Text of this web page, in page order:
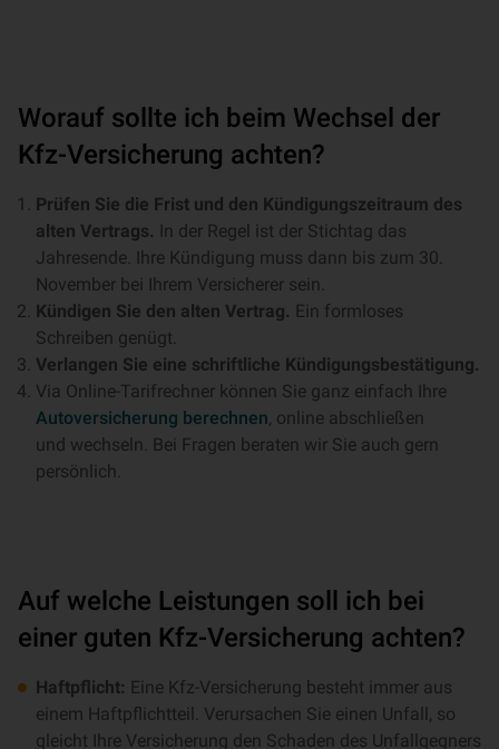
Worauf sollte ich beim Wechsel der
Kfz-Versicherung achten?
Prüfen Sie die Frist und den Kündigungszeitraum des
alten Vertrags. In der Regel ist der Stichtag das
Jahresende. Ihre Kündigung muss dann bis zum 30.
November bei Ihrem Versicherer sein.
Kündigen Sie den alten Vertrag. Ein formloses
Schreiben genügt.
Verlangen Sie eine schriftliche Kündigungsbestätigung.
Via Online-Tarifrechner können Sie ganz einfach Ihre
Autoversicherung berechnen, online abschließen
und wechseln. Bei Fragen beraten wir Sie auch gern
persönlich.
Auf welche Leistungen soll ich bei
einer guten Kfz-Versicherung achten?
Haftpflicht: Eine Kfz-Versicherung besteht immer aus
einem Haftpflichtteil. Verursachen Sie einen Unfall, so
gleicht Ihre Versicherung den Schaden des Unfallgegners